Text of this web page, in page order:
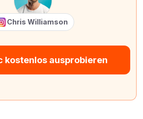
Chris Williamson
kostenlos ausprobieren